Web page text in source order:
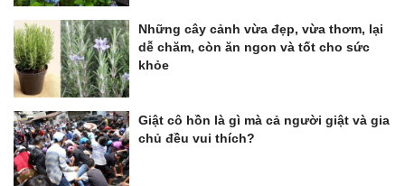
Những cây cảnh vừa đẹp, vừa thơm, lại
dễ chăm, còn ăn ngon và tốt cho sức
khỏe
Giật cô hồn là gì mà cả người giật và gia
chủ đều vui thích?